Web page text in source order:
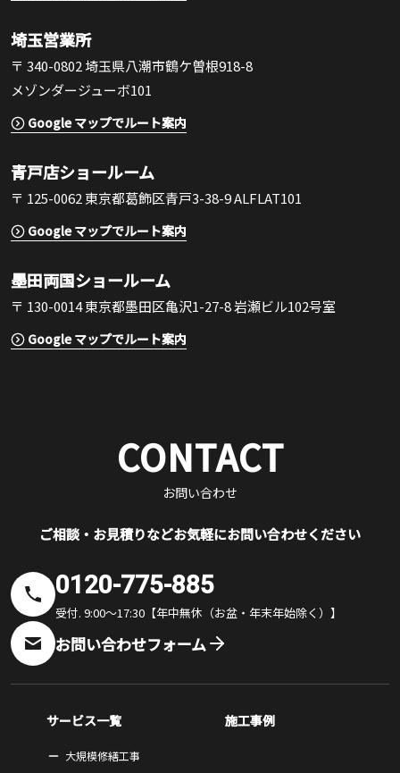
埼玉営業所
〒 340-0802 埼玉県八潮市鶴ケ曽根918-8
メゾンダージューボ101
Google マップでルート案内
青戸店ショールーム
〒 125-0062 東京都葛飾区青戸3-38-9 ALFLAT101
Google マップでルート案内
墨田両国ショールーム
〒 130-0014 東京都墨田区亀沢1-27-8 岩瀬ビル102号室
Google マップでルート案内
CONTACT
お問い合わせ
ご相談・お見積りなどお気軽にお問い合わせください
0120-775-885
受付. 9:00～17:30【年中無休（お盆・年末年始除く）】
お問い合わせフォーム
サービス一覧
大規模修繕工事
施工事例